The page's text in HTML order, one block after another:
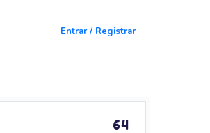
Entrar / Registrar
64